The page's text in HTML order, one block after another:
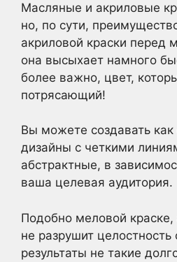
Масляные и акриловые
но, по сути,
акриловой краски перед
она высыхает намного
более важно, цвет,
потрясающий!
Вы можете создавать
дизайны с четкими
абстрактные, в
ваша целевая аудитория.
Подобно меловой краске,
не разрушит целостность
результаты не такие